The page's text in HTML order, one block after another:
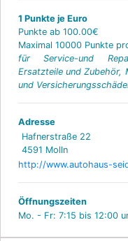
1 Punkte je Euro
Punkte ab 100.00€
Maximal 10000 Punkte
für Service-und
Ersatzteile und Zubehör,
und
Adresse
Hafnerstraße 22
4591 Molln
http://www.autohaus-
Öffnungszeiten
Mo. - Fr: 7:15 bis 12:00